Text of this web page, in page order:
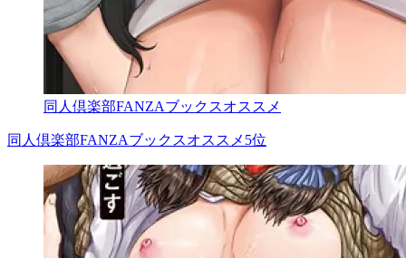
同人倶楽部FANZAブックスオススメ
同人倶楽部FANZAブックスオススメ5位